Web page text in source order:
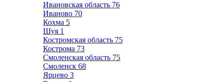
Ивановская область 76
Иваново 70
Кохма 5
Шуя 1
Костромская область 75
Кострома 73
Смоленская область 75
Смоленск 68
Ярцево 3